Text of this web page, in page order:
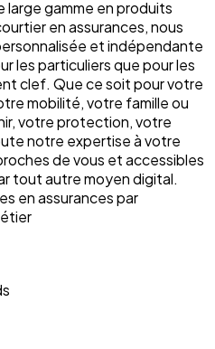
large gamme en produits
en assurances, nous
et indépendante
les particuliers que pour les
clef. Que ce soit pour votre
mobilité, votre famille ou
votre protection, votre
notre expertise à votre
de vous et accessibles
tout autre moyen digital.
en assurances par